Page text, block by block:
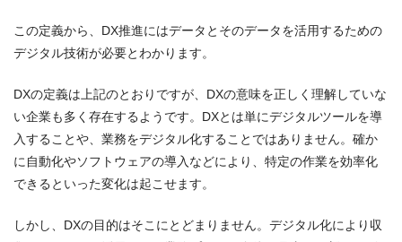
この定義から、DX推進にはデータとそのデータを活用するための
デジタル技術が必要とわかります。
DXの定義は上記のとおりですが、DXの意味を正しく理解していな
い企業も多く存在するようです。DXとは単にデジタルツールを導
入することや、業務をデジタル化することではありません。確か
に自動化やソフトウェアの導入などにより、特定の作業を効率化
できるといった変化は起こせます。
しかし、DXの目的はそこにとどまりません。デジタル化により収